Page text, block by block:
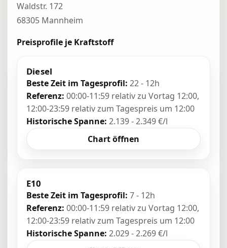
Waldstr. 172
68305 Mannheim
Preisprofile je Kraftstoff
Diesel
Beste Zeit im Tagesprofil: 22 - 12h
Referenz: 00:00-11:59 relativ zu Vortag 12:00,
12:00-23:59 relativ zum Tagespreis um 12:00
Historische Spanne: 2.139 - 2.349 €/l
Chart öffnen
E10
Beste Zeit im Tagesprofil: 7 - 12h
Referenz: 00:00-11:59 relativ zu Vortag 12:00,
12:00-23:59 relativ zum Tagespreis um 12:00
Historische Spanne: 2.029 - 2.269 €/l